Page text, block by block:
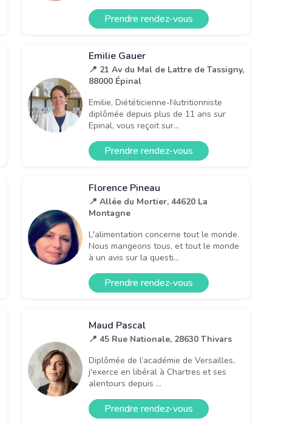
Prendre rendez-vous
Emilie Gauer
📍 21 Av du Mal de Lattre de Tassigny,
88000 Épinal
Emilie, Diététicienne-Nutritionniste
diplômée depuis plus de 11 ans sur
Epinal, vous reçoit sur...
Prendre rendez-vous
Florence Pineau
📍 Allée du Mortier, 44620 La
Montagne
L'alimentation concerne tout le monde.
Nous mangeons tous, et tout le monde
à un avis sur la questi...
Prendre rendez-vous
Maud Pascal
📍 45 Rue Nationale, 28630 Thivars
Diplômée de l’académie de Versailles,
j'exerce en libéral à Chartres et ses
alentours depuis ...
Prendre rendez-vous